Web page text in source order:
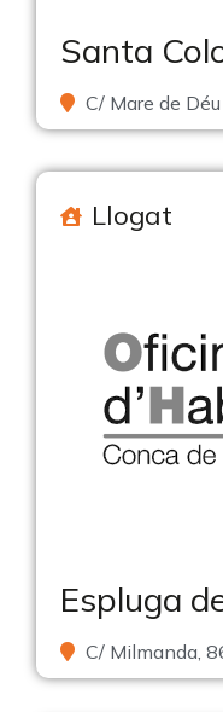
Santa
C/ Mare de
Llogat
Espluga
C/ Milmanda,